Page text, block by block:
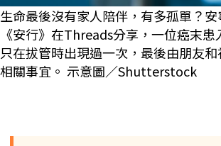
生命最後沒有家人陪伴，有多孤單？
《安行》在Threads分享，一位癌末患
只在拔管時出現過一次，最後由朋友
相關事宜。 示意圖／Shutterstock